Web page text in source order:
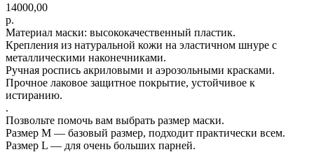
14000,00
р.
Материал маски: высококачественный пластик.
Крепления из натуральной кожи на эластичном шнуре с
металлическими наконечниками.
Ручная роспись акриловыми и аэрозольными красками.
Прочное лаковое защитное покрытие, устойчивое к
истиранию.
.
Позвольте помочь вам выбрать размер маски.
Размер М — базовый размер, подходит практически всем.
Размер L — для очень больших парней.